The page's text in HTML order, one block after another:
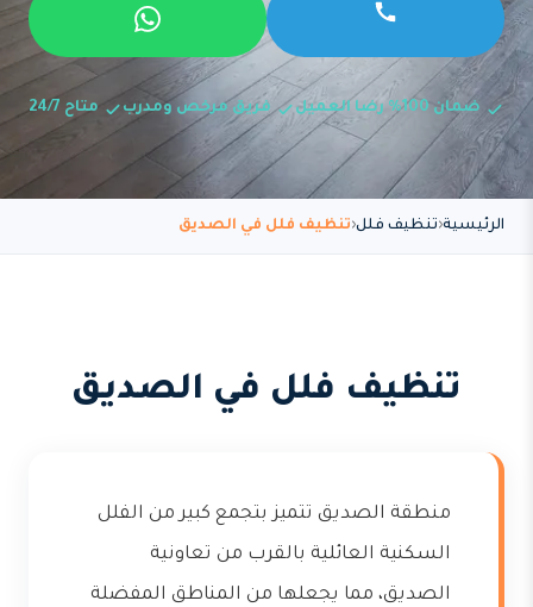
ضمان 100% رضا العميل فريق مرخص ومدرب متاح 24/7
الرئيسية تنظيف فلل تنظيف فلل في الصديق
تنظيف فلل في الصديق
منطقة الصديق تتميز بتجمع كبير من الفلل
السكنية العائلية بالقرب من تعاونية
الصديق، مما يجعلها من المناطق المفضلة